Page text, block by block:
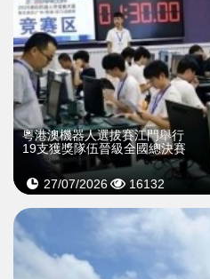
粵港澳機器人選拔賽江門舉行
19支獲獎隊伍晉級全國總決賽
27/07/2026 16132